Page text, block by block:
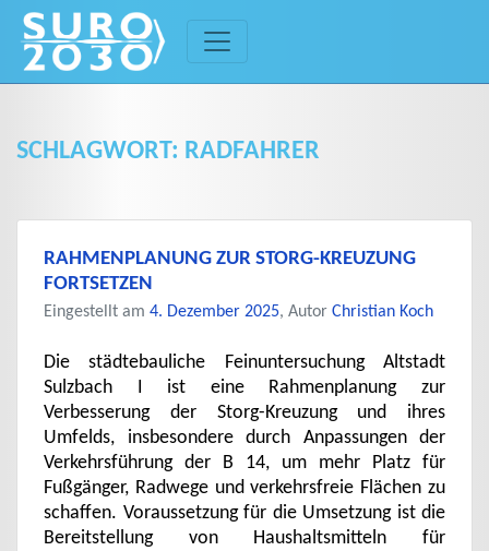
content
SCHLAGWORT: RADFAHRER
RAHMENPLANUNG ZUR STORG-KREUZUNG
FORTSETZEN
Eingestellt am 4. Dezember 2025, Autor Christian Koch
Die städtebauliche Feinuntersuchung Altstadt
Sulzbach I ist eine Rahmenplanung zur
Verbesserung der Storg-Kreuzung und ihres
Umfelds, insbesondere durch Anpassungen der
Verkehrsführung der B 14, um mehr Platz für
Fußgänger, Radwege und verkehrsfreie Flächen zu
schaffen. Voraussetzung für die Umsetzung ist die
Bereitstellung von Haushaltsmitteln für